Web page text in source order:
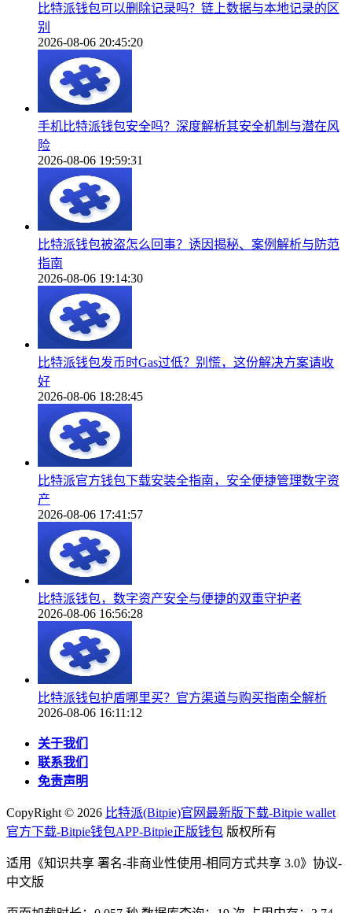
比特派钱包可以删除记录吗？链上数据与本地记录的区
别
2026-08-06 20:45:20
手机比特派钱包安全吗？深度解析其安全机制与潜在风
险
2026-08-06 19:59:31
比特派钱包被盗怎么回事？诱因揭秘、案例解析与防范
指南
2026-08-06 19:14:30
比特派钱包发币时Gas过低？别慌，这份解决方案请收
好
2026-08-06 18:28:45
比特派官方钱包下载安装全指南，安全便捷管理数字资
产
2026-08-06 17:41:57
比特派钱包，数字资产安全与便捷的双重守护者
2026-08-06 16:56:28
比特派钱包护盾哪里买？官方渠道与购买指南全解析
2026-08-06 16:11:12
关于我们
联系我们
免责声明
CopyRight © 2026 比特派(Bitpie)官网最新版下载-Bitpie wallet
官方下载-Bitpie钱包APP-Bitpie正版钱包 版权所有
适用《知识共享 署名-非商业性使用-相同方式共享 3.0》协议-
中文版